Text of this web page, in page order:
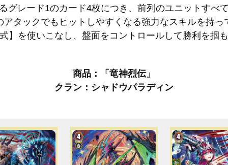
グレード1のカード4枚につき、前列のユニットすべ
アタックでもヒットしやすくなる強力なスキルを持っ
】を使いこなし、盤面をコントロールして勝利を掴
商品：「竜神烈伝」
クラン：シャドウパラディン